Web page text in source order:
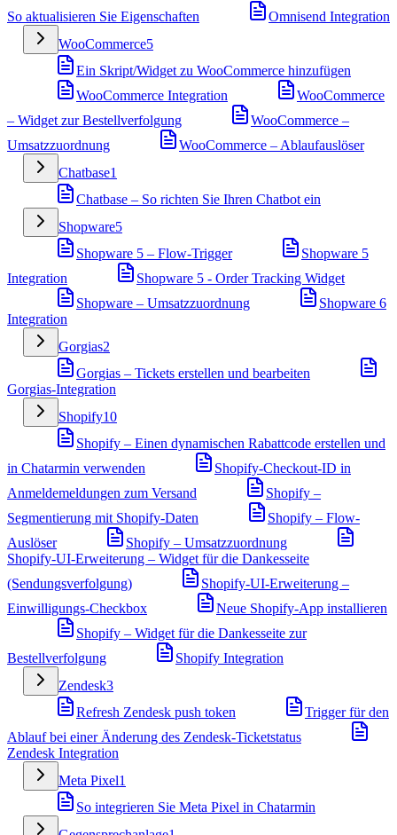
So aktualisieren Sie Eigenschaften
Omnisend Integration
WooCommerce5
Ein Skript/Widget zu WooCommerce hinzufügen
WooCommerce Integration
WooCommerce
– Widget zur Bestellverfolgung
WooCommerce –
Umsatzzuordnung
WooCommerce – Ablaufauslöser
Chatbase1
Chatbase – So richten Sie Ihren Chatbot ein
Shopware5
Shopware 5 – Flow-Trigger
Shopware 5
Integration
Shopware 5 - Order Tracking Widget
Shopware – Umsatzzuordnung
Shopware 6
Integration
Gorgias2
Gorgias – Tickets erstellen und bearbeiten
Gorgias-Integration
Shopify10
Shopify – Einen dynamischen Rabattcode erstellen und
in Chatarmin verwenden
Shopify-Checkout-ID in
Anmeldemeldungen zum Versand
Shopify –
Segmentierung mit Shopify-Daten
Shopify – Flow-
Auslöser
Shopify – Umsatzzuordnung
Shopify-UI-Erweiterung – Widget für die Dankesseite
(Sendungsverfolgung)
Shopify-UI-Erweiterung –
Einwilligungs-Checkbox
Neue Shopify-App installieren
Shopify – Widget für die Dankesseite zur
Bestellverfolgung
Shopify Integration
Zendesk3
Refresh Zendesk push token
Trigger für den
Ablauf bei einer Änderung des Zendesk-Ticketstatus
Zendesk Integration
Meta Pixel1
So integrieren Sie Meta Pixel in Chatarmin